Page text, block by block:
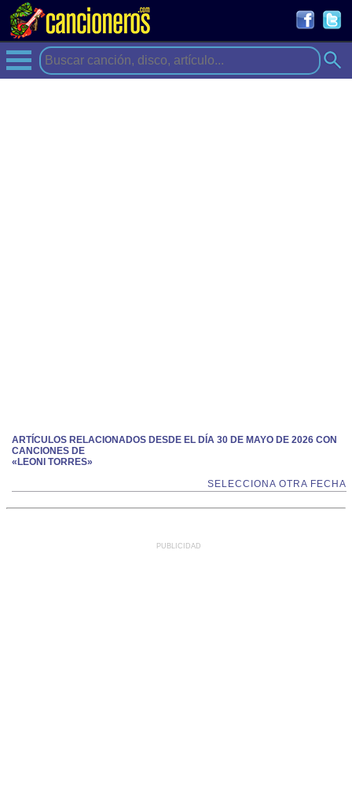
ARTÍCULOS RELACIONADOS DESDE EL DÍA 30 DE MAYO DE 2026 CON
CANCIONES DE
«LEONI TORRES»
SELECCIONA OTRA FECHA
PUBLICIDAD